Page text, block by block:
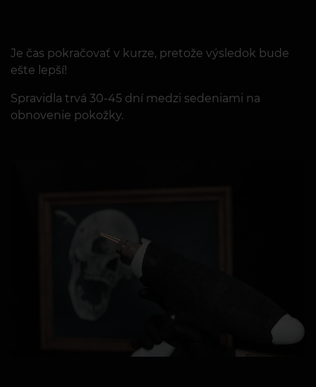
Je čas pokračovať v kurze, pretože výsledok bude
ešte lepší!
Spravidla trvá 30-45 dní medzi sedeniami na
obnovenie pokožky.